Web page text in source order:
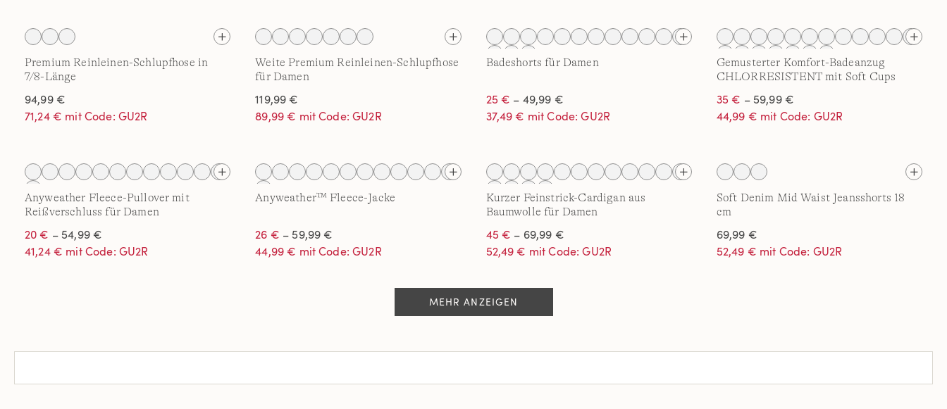
Premium Reinleinen-Schlupfhose in
7/8-Länge
94,99 €
71,24 € mit Code: GU2R
Weite Premium Reinleinen-Schlupfhose
für Damen
119,99 €
89,99 € mit Code: GU2R
Badeshorts für Damen
25 € – 49,99 €
37,49 € mit Code: GU2R
Gemusterter Komfort-Badeanzug
CHLORRESISTENT mit Soft Cups
35 € – 59,99 €
44,99 € mit Code: GU2R
Anyweather Fleece-Pullover mit
Reißverschluss für Damen
20 € – 54,99 €
41,24 € mit Code: GU2R
Anyweather™ Fleece-Jacke
26 € – 59,99 €
44,99 € mit Code: GU2R
Kurzer Feinstrick-Cardigan aus
Baumwolle für Damen
45 € – 69,99 €
52,49 € mit Code: GU2R
Soft Denim Mid Waist Jeansshorts 18
cm
69,99 €
52,49 € mit Code: GU2R
MEHR ANZEIGEN